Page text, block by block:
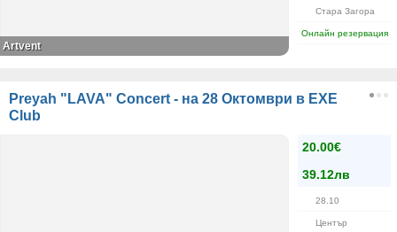
Стара Загора
Онлайн резервация
Artvent
Preyah "LAVA" Concert - на 28 Октомври в EXE
Club
20.00€
39.12лв
28.10
Център